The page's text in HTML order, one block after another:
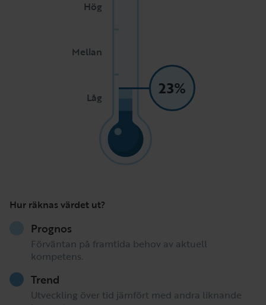
Hög
Mellan
Låg 23%
Hur räknas värdet ut?
Prognos
Förväntan på framtida behov av aktuell
kompetens.
Trend
Utveckling över tid jämfört med andra liknande